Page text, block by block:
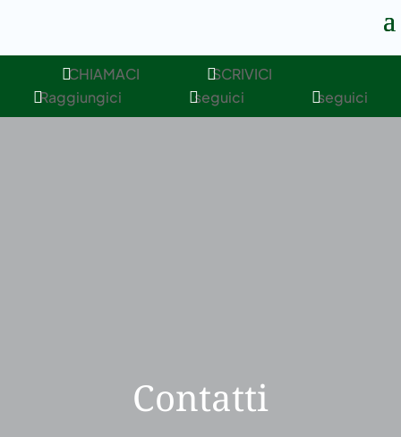
CHIAMACI SCRIVICI
Raggiungici seguici seguici
Contatti